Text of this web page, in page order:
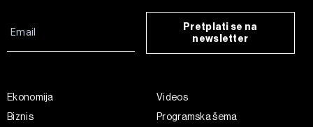
Pretplati se na
newsletter
Ekonomija
Biznis
Videos
Programska šema